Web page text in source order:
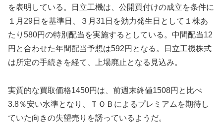
を表明している。日立工機は、公開買付けの成立を条件に
１月29日を基準日、３月31日を効力発生日として１株あ
たり580円の特別配当を実施するとしている。中間配当12
円と合わせた年間配当予想は592円となる。日立工機株式
は所定の手続きを経て、上場廃止となる見込み。
実質的な買取価格1450円は、前週末終値1508円と比べ
3.8％安い水準となり、ＴＯＢによるプレミアムを期待し
ていた向きの失望売りを誘っているようだ。